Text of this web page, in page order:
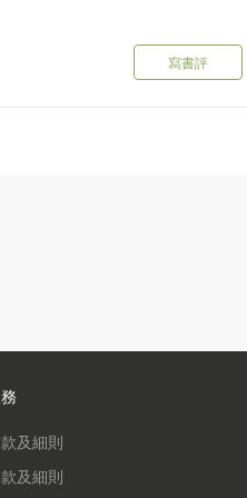
寫書評
及細則
及細則